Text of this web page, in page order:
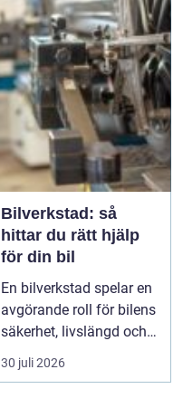
fungerar, och i
förlängningen
patientens säkerhet.
Därför kombinerar
moderna verkstäder
avancerad tekn...
Bilverkstad: så
hittar du rätt hjälp
för din bil
En bilverkstad spelar en
avgörande roll för bilens
säkerhet, livslängd och
andrahandsvärde. Ändå
väntar många tills en
30 juli 2026